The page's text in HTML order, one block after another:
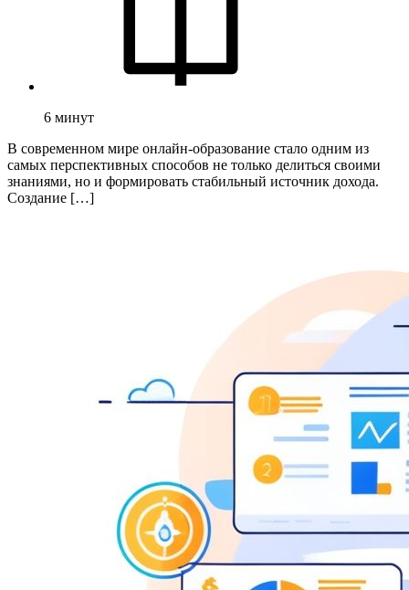
6 минут
В современном мире онлайн-образование стало одним из
самых перспективных способов не только делиться своими
знаниями, но и формировать стабильный источник дохода.
Создание […]